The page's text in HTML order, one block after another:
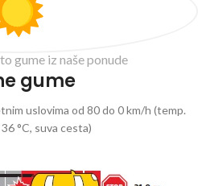
gume iz naše ponude
gume
uslovima od 80 do 0 km/h (temp.
°C, suva cesta)